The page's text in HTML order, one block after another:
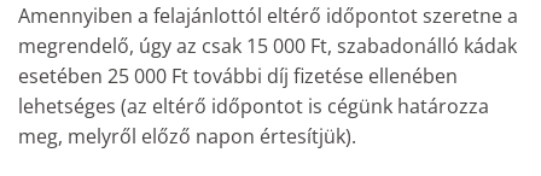
Amennyiben a felajánlottól eltérő időpontot szeretne a
megrendelő, úgy az csak 15 000 Ft, szabadonálló kádak
esetében 25 000 Ft további díj fizetése ellenében
lehetséges (az eltérő időpontot is cégünk határozza
meg, melyről előző napon értesítjük).